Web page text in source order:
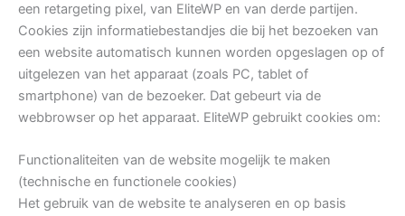
een retargeting pixel, van EliteWP en van derde partijen.
Cookies zijn informatiebestandjes die bij het bezoeken van
een website automatisch kunnen worden opgeslagen op of
uitgelezen van het apparaat (zoals PC, tablet of
smartphone) van de bezoeker. Dat gebeurt via de
webbrowser op het apparaat. EliteWP gebruikt cookies om:
Functionaliteiten van de website mogelijk te maken
(technische en functionele cookies)
Het gebruik van de website te analyseren en op basis